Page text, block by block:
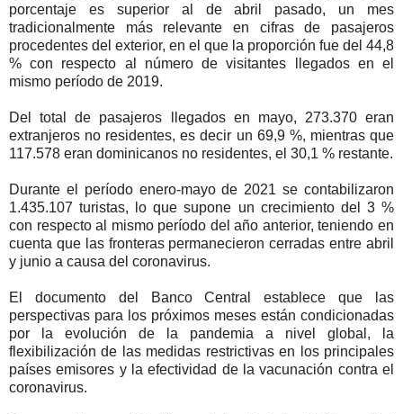
porcentaje es superior al de abril pasado, un mes
tradicionalmente más relevante en cifras de pasajeros
procedentes del exterior, en el que la proporción fue del 44,8
% con respecto al número de visitantes llegados en el
mismo período de 2019.
Del total de pasajeros llegados en mayo, 273.370 eran
extranjeros no residentes, es decir un 69,9 %, mientras que
117.578 eran dominicanos no residentes, el 30,1 % restante.
Durante el período enero-mayo de 2021 se contabilizaron
1.435.107 turistas, lo que supone un crecimiento del 3 %
con respecto al mismo período del año anterior, teniendo en
cuenta que las fronteras permanecieron cerradas entre abril
y junio a causa del coronavirus.
El documento del Banco Central establece que las
perspectivas para los próximos meses están condicionadas
por la evolución de la pandemia a nivel global, la
flexibilización de las medidas restrictivas en los principales
países emisores y la efectividad de la vacunación contra el
coronavirus.